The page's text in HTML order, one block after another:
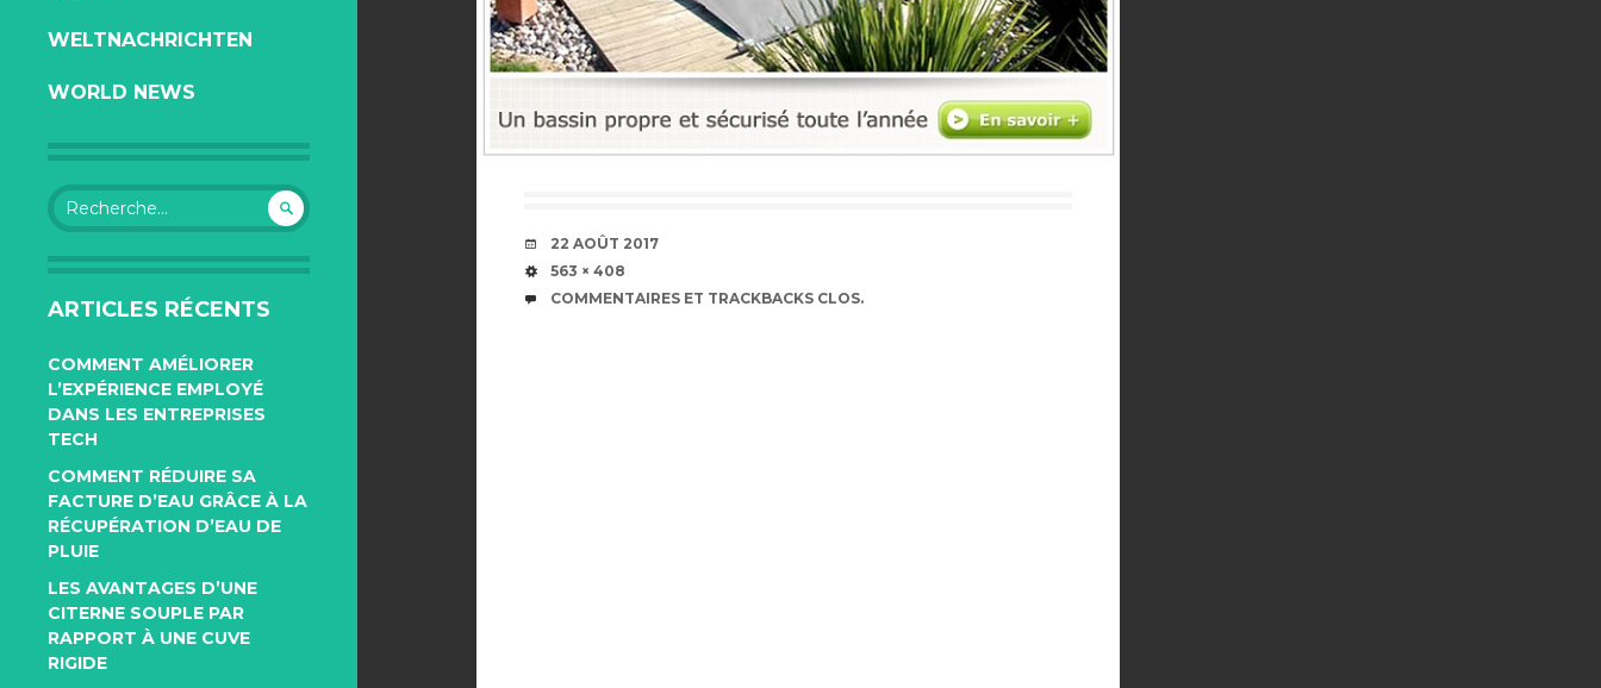
CONTENU
WELTNACHRICHTEN
WORLD NEWS
Rechercher :
ARTICLES RÉCENTS
COMMENT AMÉLIORER
L’EXPÉRIENCE EMPLOYÉ
DANS LES ENTREPRISES
TECH
COMMENT RÉDUIRE SA
FACTURE D’EAU GRÂCE À LA
RÉCUPÉRATION D’EAU DE
PLUIE
LES AVANTAGES D’UNE
CITERNE SOUPLE PAR
RAPPORT À UNE CUVE
RIGIDE
DATE
22 AOÛT 2017
TAILLE
563 × 408
COMMENTAIRES ET TRACKBACKS CLOS.